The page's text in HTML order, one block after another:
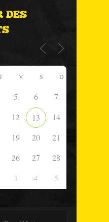
DES
J V S D
5 6
7
12 13
14
19 20
21
26 27
28
3 4 5